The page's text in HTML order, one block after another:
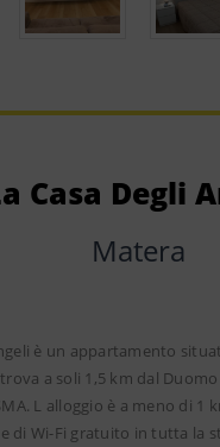
Casa Degli
Matera
è un appartamento
a soli 1,5 km dal
L alloggio è a meno di 1
di Wi-Fi gratuito in tutta la